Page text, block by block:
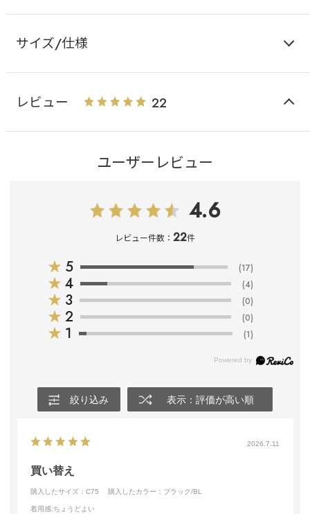
サイズ/仕様
レビュー 22
ユーザーレビュー
4.6
レビュー件数： 22件
★ 5 (17)
★ 4 (4)
★ 3 (0)
★ 2 (0)
★ 1 (1)
絞り込み 表示：評価が高い順
2026.7.11
買い替え
購入したサイズ：C75 購入したカラー：ブラック/BL
着用感:ちょうどよい